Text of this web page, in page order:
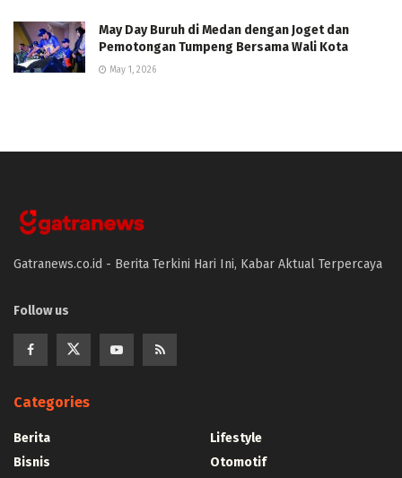
May Day Buruh di Medan dengan Joget dan
Pemotongan Tumpeng Bersama Wali Kota
May 1, 2026
Gatranews.co.id - Berita Terkini Hari Ini, Kabar Aktual Terpercaya
Follow us
Categories
Berita
Bisnis
Lifestyle
Otomotif